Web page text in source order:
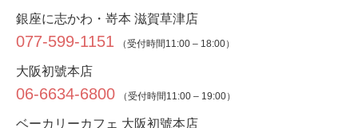
銀座に志かわ・嵜本 滋賀草津店
077-599-1151 （受付時間11:00 – 18:00）
大阪初號本店
06-6634-6800 （受付時間11:00 – 19:00）
ベーカリーカフェ 大阪初號本店